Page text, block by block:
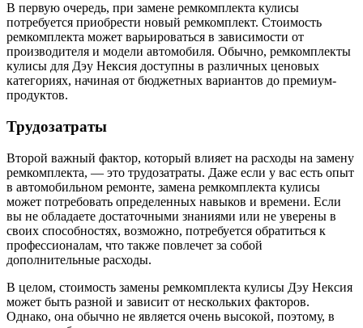
В первую очередь, при замене ремкомплекта кулисы
потребуется приобрести новый ремкомплект. Стоимость
ремкомплекта может варьироваться в зависимости от
производителя и модели автомобиля. Обычно, ремкомплекты
кулисы для Дэу Нексия доступны в различных ценовых
категориях, начиная от бюджетных вариантов до премиум-
продуктов.
Трудозатраты
Второй важный фактор, который влияет на расходы на замену
ремкомплекта, — это трудозатраты. Даже если у вас есть опыт
в автомобильном ремонте, замена ремкомплекта кулисы
может потребовать определенных навыков и времени. Если
вы не обладаете достаточными знаниями или не уверены в
своих способностях, возможно, потребуется обратиться к
профессионалам, что также повлечет за собой
дополнительные расходы.
В целом, стоимость замены ремкомплекта кулисы Дэу Нексия
может быть разной и зависит от нескольких факторов.
Однако, она обычно не является очень высокой, поэтому, в